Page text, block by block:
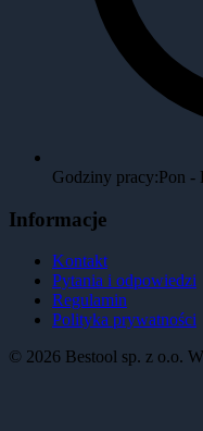
Godziny pracy:Pon -
Informacje
Kontakt
Pytania i odpowiedzi
Regulamin
Polityka prywatności
© 2026 Bestool sp. z o.o.